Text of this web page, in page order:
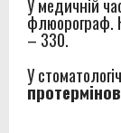
флюорограф.
– 330.
У